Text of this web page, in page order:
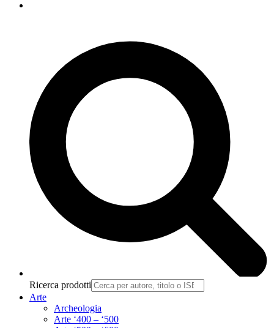
Ricerca prodotti
Arte
Archeologia
Arte ‘400 – ‘500